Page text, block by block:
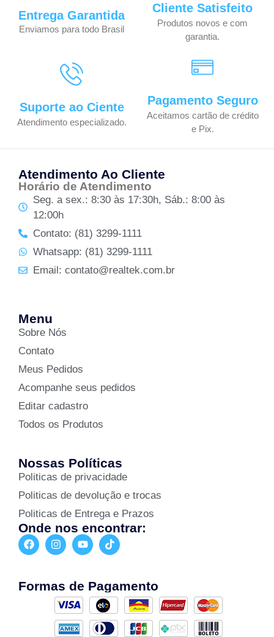
Entrega Garantida
Enviamos para todo Brasil
Cliente Satisfeito
Produtos novos e com
garantia.
Suporte ao Ciente
Atendimento especializado.
Pagamento Seguro
Aceitamos cartão de crédito
e Pix.
Atendimento Ao Cliente
Horário de Atendimento
Seg. a sex.: 8:30 às 17:30h, Sáb.: 8:00 às
12:00h
Contato: (81) 3299-1111
Whatsapp: (81) 3299-1111
Email: contato@realtek.com.br
Menu
Sobre Nós
Contato
Meus Pedidos
Acompanhe seus pedidos
Editar cadastro
Todos os Produtos
Nossas Políticas
Politicas de privacidade
Politicas de devolução e trocas
Politicas de Entrega e Prazos
Onde nos encontrar:
Formas de Pagamento